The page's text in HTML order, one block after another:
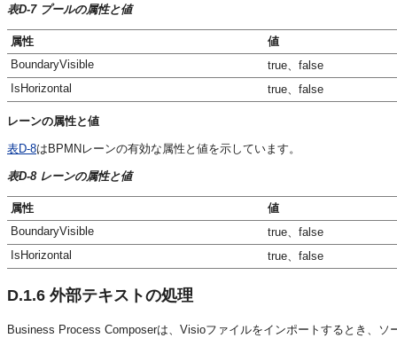
表D-7 プールの属性と値
属性
値
BoundaryVisible
true、false
IsHorizontal
true、false
レーンの属性と値
表D-8はBPMNレーンの有効な属性と値を示しています。
表D-8 レーンの属性と値
属性
値
BoundaryVisible
true、false
IsHorizontal
true、false
D.1.6 外部テキストの処理
Business Process Composerは、Visioファイルをインポートするとき、